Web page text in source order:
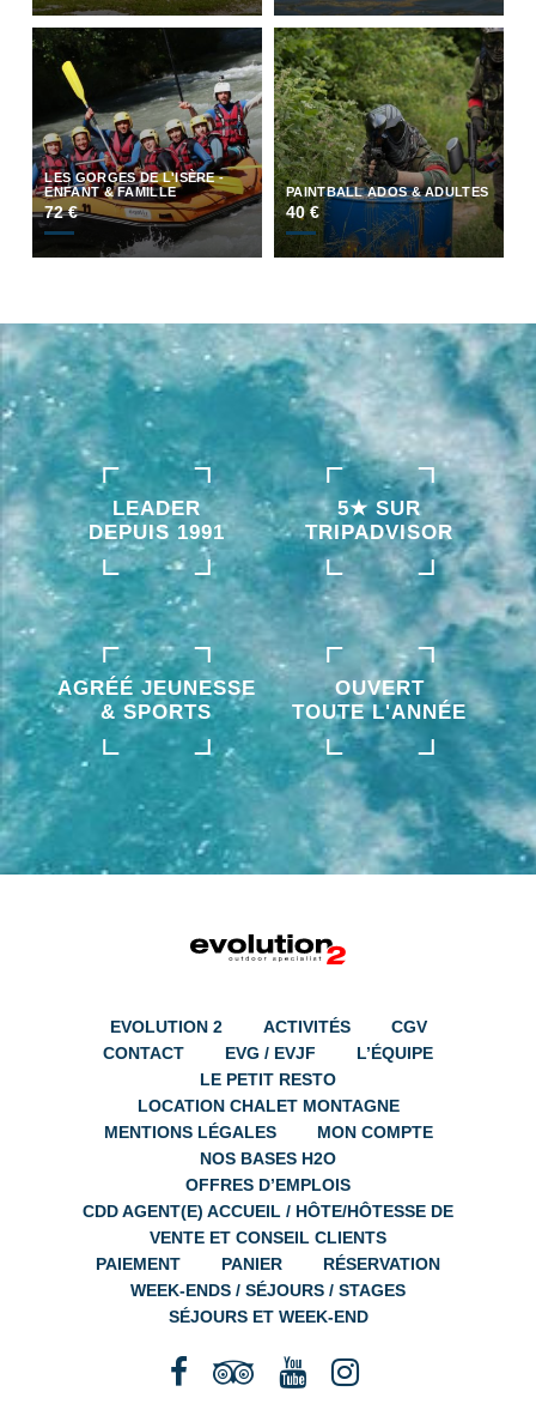
LES GORGES DE L'ISÈRE -
ENFANT & FAMILLE
72 €
PAINTBALL ADOS & ADULTES
40 €
LEADER
DEPUIS 1991
5★ SUR
TRIPADVISOR
AGRÉÉ JEUNESSE
& SPORTS
OUVERT
TOUTE L'ANNÉE
EVOLUTION 2 ACTIVITÉS
CGV
CONTACT
EVG / EVJF
L’ÉQUIPE
LE PETIT RESTO
LOCATION CHALET MONTAGNE
MENTIONS LÉGALES
MON COMPTE
NOS BASES H2O
OFFRES D’EMPLOIS
CDD AGENT(E) ACCUEIL / HÔTE/HÔTESSE DE
VENTE ET CONSEIL CLIENTS
PAIEMENT
PANIER
RÉSERVATION
WEEK-ENDS / SÉJOURS / STAGES
SÉJOURS ET WEEK-END